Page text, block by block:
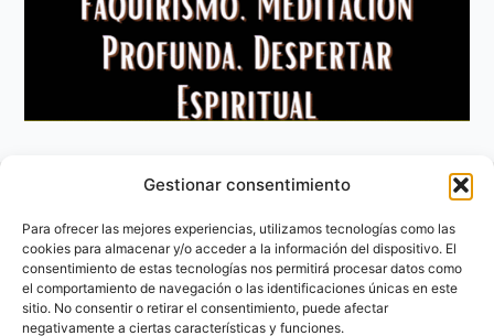
Gestionar consentimiento
Para ofrecer las mejores experiencias, utilizamos tecnologías como las
cookies para almacenar y/o acceder a la información del dispositivo. El
consentimiento de estas tecnologías nos permitirá procesar datos como
el comportamiento de navegación o las identificaciones únicas en este
sitio. No consentir o retirar el consentimiento, puede afectar
negativamente a ciertas características y funciones.
Aviso Legal
Política de privacidad
Política de Cookies
Contacto